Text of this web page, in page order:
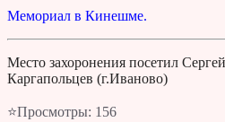
Мемориал в Кинешме.
Место захоронения посетил Сергей
Каргапольцев (г.Иваново)
⭐Просмотры: 156